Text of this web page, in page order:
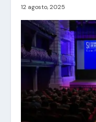
12 agosto, 2025